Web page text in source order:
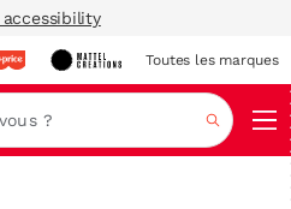
accessibility
Toutes les marques